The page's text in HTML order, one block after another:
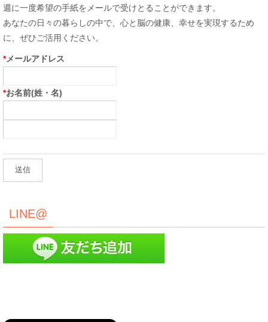
週に一度希望の手紙をメールで受けとることができます。
あなたの日々の暮らしの中で、心と脳の健康、幸せを実現するため
に、ぜひご活用ください。
*メールアドレス
*お名前(姓・名)
LINE@